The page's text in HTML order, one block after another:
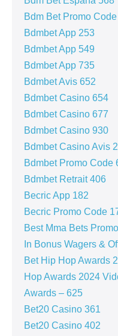
Bdm Bet Promo
Bdmbet App 253
Bdmbet App 549
Bdmbet App 735
Bdmbet Avis 652
Bdmbet Casino 654
Bdmbet Casino 677
Bdmbet Casino 930
Bdmbet Casino Avis 2
Bdmbet Promo Code
Bdmbet Retrait 406
Becric App 182
Becric Promo Code
Best Mma Bets
In Bonus Wagers &
Bet Hip Hop Awards
Hop Awards 2024
Awards – 625
Bet20 Casino 361
Bet20 Casino 402